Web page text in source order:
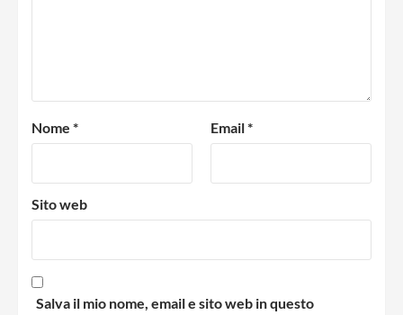
Nome * Email*
Sito web
Salva il mio nome, email e sito web in questo